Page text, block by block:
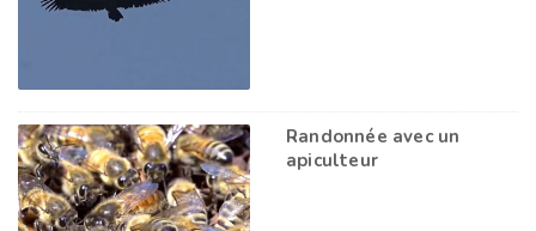
Randonnée avec un
apiculteur